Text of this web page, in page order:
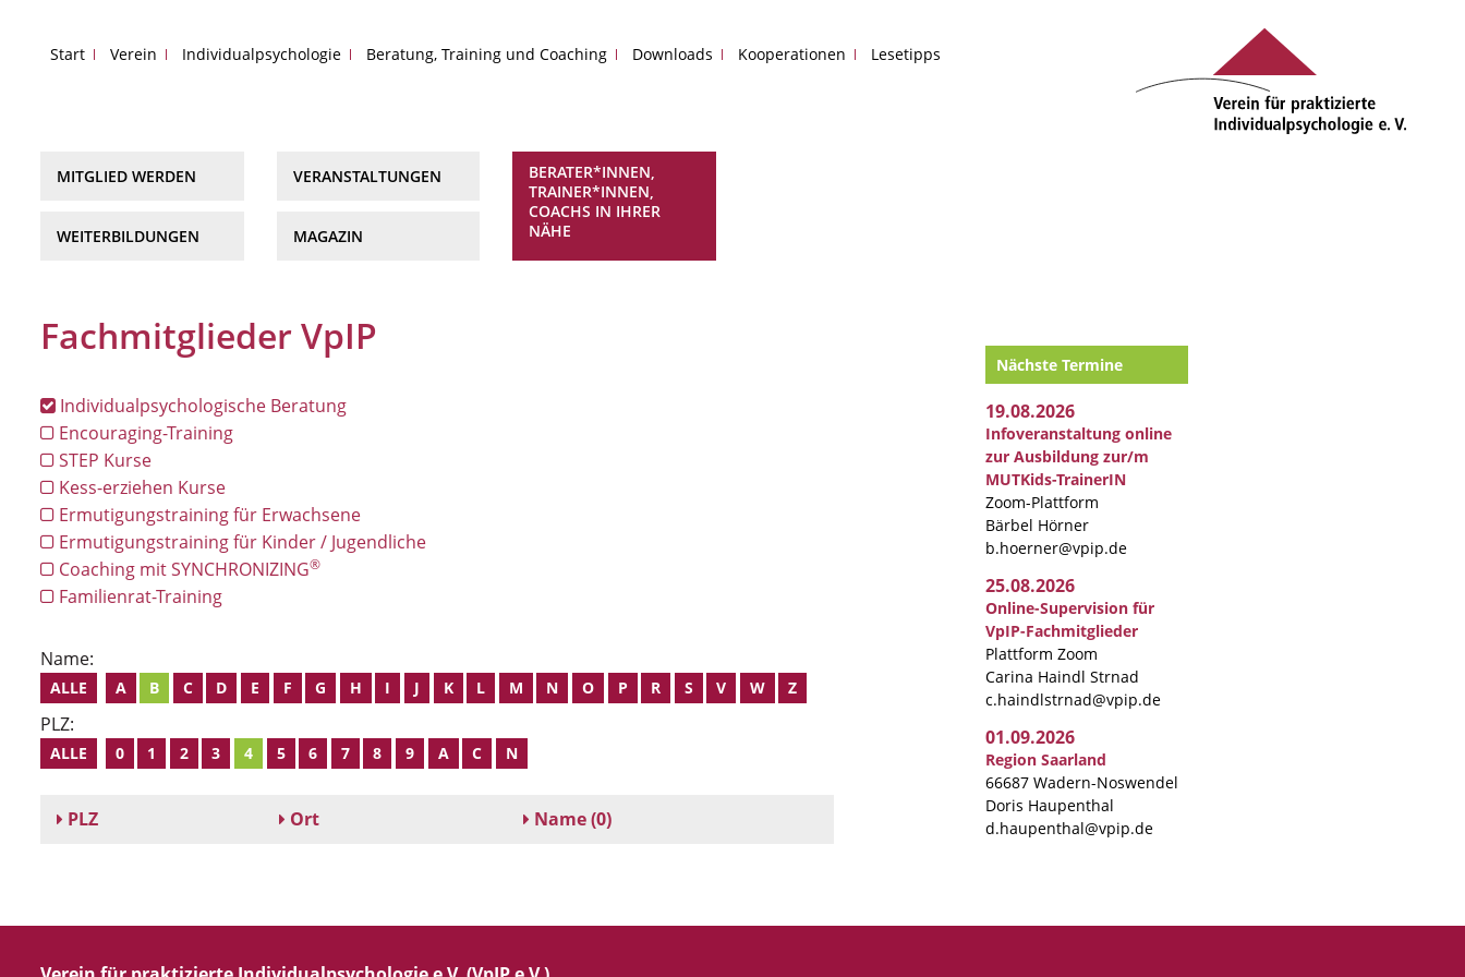
Start Verein Individualpsychologie Beratung, Training und Coaching Downloads Kooperationen Lesetipps
MITGLIED WERDEN
WEITERBILDUNGEN
VERANSTALTUNGEN
MAGAZIN
BERATER*INNEN,
TRAINER*INNEN,
COACHS IN IHRER
NÄHE
Fachmitglieder VpIP
Individualpsychologische Beratung
Encouraging-Training
STEP Kurse
Kess-erziehen Kurse
Ermutigungstraining für Erwachsene
Ermutigungstraining für Kinder / Jugendliche
Coaching mit SYNCHRONIZING®
Familienrat-Training
Name:
ALLE A B C D E F G H I J K L M N O P R S V W Z
PLZ:
ALLE 0 1 2 3 4 5 6 7 8 9 A C N
PLZ Ort Name(0)
Nächste Termine
19.08.2026
Infoveranstaltung online
zur Ausbildung zur/m
MUTKids-TrainerIN
Zoom-Plattform
Bärbel Hörner
b.hoerner@vpip.de
25.08.2026
Online-Supervision für
VpIP-Fachmitglieder
Plattform Zoom
Carina Haindl Strnad
c.haindlstrnad@vpip.de
01.09.2026
Region Saarland
66687 Wadern-Noswendel
Doris Haupenthal
d.haupenthal@vpip.de